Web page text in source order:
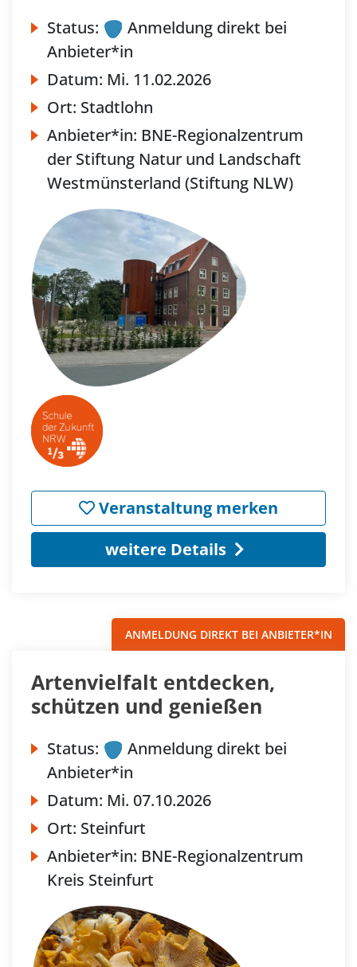
Status:
Anmeldung direkt bei
Anbieter*in
Datum: Mi. 11.02.2026
Ort: Stadtlohn
Anbieter*in: BNE-Regionalzentrum
der Stiftung Natur und Landschaft
Westmünsterland (Stiftung NLW)
Veranstaltung merken
weitere Details
ANMELDUNG DIREKT BEI ANBIETER*IN
Artenvielfalt entdecken,
schützen und genießen
Status:
Anmeldung direkt bei
Anbieter*in
Datum: Mi. 07.10.2026
Ort: Steinfurt
Anbieter*in: BNE-Regionalzentrum
Kreis Steinfurt